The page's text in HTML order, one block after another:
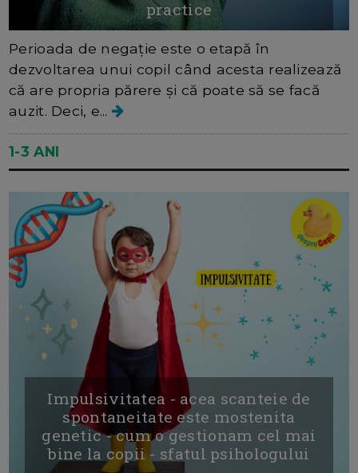
practice
Perioada de negație este o etapă în
dezvoltarea unui copil când acesta realizează
că are propria părere și că poate să se facă
auzit. Deci, e...
1-3 ANI
Impulsivitatea - acea scanteie de
spontaneitate este mostenita
genetic - cum o gestionam cel mai
bine la copii - sfatul psihologului